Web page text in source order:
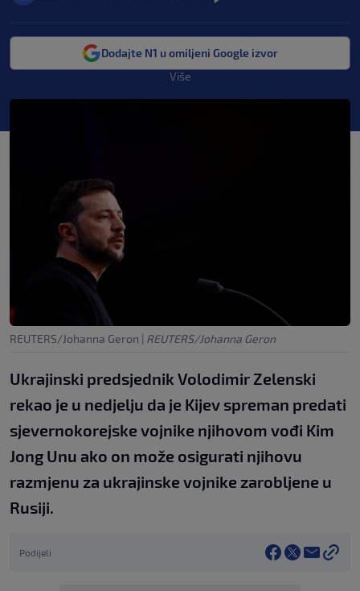
Dodajte N1 u omiljeni Google izvor
Više
REUTERS/Johanna Geron | REUTERS/Johanna Geron
Ukrajinski predsjednik Volodimir Zelenski
rekao je u nedjelju da je Kijev spreman predati
sjevernokorejske vojnike njihovom vođi Kim
Jong Unu ako on može osigurati njihovu
razmjenu za ukrajinske vojnike zarobljene u
Rusiji.
Podijeli